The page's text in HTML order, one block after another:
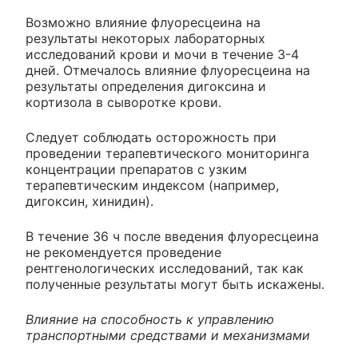
Возможно влияние флуоресцеина на
результаты некоторых лабораторных
исследований крови и мочи в течение 3-4
дней. Отмечалось влияние флуоресцеина на
результаты определения дигоксина и
кортизола в сыворотке крови.
Следует соблюдать осторожность при
проведении терапевтического мониторинга
концентрации препаратов с узким
терапевтическим индексом (например,
дигоксин, хинидин).
В течение 36 ч после введения флуоресцеина
не рекомендуется проведение
рентгенологических исследований, так как
полученные результаты могут быть искажены.
Влияние на способность к управлению
транспортными средствами и механизмами